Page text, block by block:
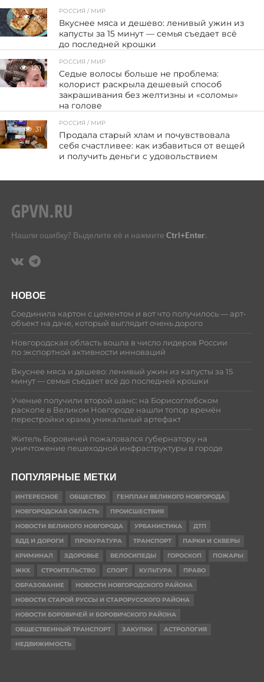
26
РОССИЯ / МИР
Вкуснее мяса и дешево: ленивый ужин из
капусты за 15 минут — семья съедает всё
до последней крошки
129
РОССИЯ / МИР
Седые волосы больше не проблема:
колорист раскрыла дешевый способ
закрашивания без желтизны и «соломы»
на голове
31
РОССИЯ / МИР
Продала старый хлам и почувствовала
себя счастливее: как избавиться от вещей
и получить деньги с удовольствием
Нашли ошибку? Выделите её и нажмите Ctrl+Enter.
НОВОЕ
Соединила картон с цементом и вот что получилось — арт-
объект на даче, который выглядит очень дорого
Новгородская область вошла в число лидеров России
по экспортной активности инноваций
Вкуснее мяса и дешево: ленивый ужин из капусты за 15
минут — семья съедает всё до последней крошки
Ученые получили второй шанс: на Борисоглебском
раскопе в Великом Новгороде нашли топор времён
перестройки храма уникальный артефакт
Житель Боровичей пожаловался губернатору на
уничтожение пешеходной инфраструктуры в городе
ПОПУЛЯРНЫЕ МЕТКИ
ИНТЕРЕСНОЕ ОБЩЕСТВО
ГЕНПЛАН ВЕЛИКОГО НОВГОРОДА
НОВГОРОДСКАЯ ОБЛАСТЬ
ПРОИСШЕСТВИЯ
НОВОСТИ ВЕЛИКОГО НОВГОРОДА
УРБАНИСТИКА
ДТП
БДД И ДОРОГИ
ПРОКУРАТУРА ТРАНСПОРТ
ПАРКИ И СКВЕРЫ
КРИМИНАЛ
ЗДОРОВЬЕ ВЕЛОСИПЕДЫ ГОРОСКОП
ПОЖАРЫ
ЖКХ
СТРОИТЕЛЬСТВО СПОРТ КУЛЬТУРА
ПРАВО
ОБРАЗОВАНИЕ
НОВОСТИ НОВГОРОДСКОГО РАЙОНА
НОВОСТИ СТАРОЙ РУССЫ И СТАРОРУССКОГО РАЙОНА
НОВОСТИ БОРОВИЧЕЙ И БОРОВИЧСКОГО РАЙОНА
ОБЩЕСТВЕННЫЙ ТРАНСПОРТ
ЗАКУПКИ
АСТРОЛОГИЯ
НЕДВИЖИМОСТЬ